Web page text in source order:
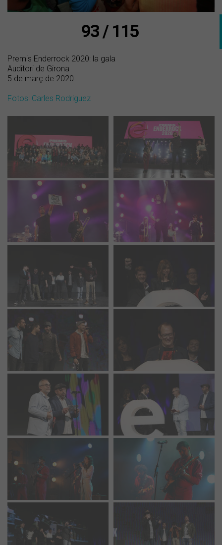
93 / 115
Premis Enderrock 2020: la gala
Auditori de Girona
5 de març de 2020
Fotos: Carles Rodriguez